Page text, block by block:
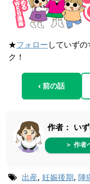
★フォロー していず
ク！
‹ 前の話
作者： い
＞ 作者
出産, 妊娠後期, 陣